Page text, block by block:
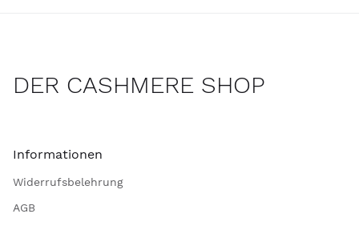
DER CASHMERE SHOP
Informationen
Widerrufsbelehrung
AGB